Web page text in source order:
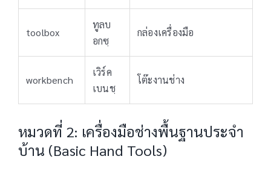
toolbox
ทูลบ
อกซฺ
กล่องเครื่องมือ
workbench
เวิร์ค
เบนชฺ
โต๊ะงานช่าง
หมวดที่ 2: เครื่องมือช่างพื้นฐานประจำ
บ้าน (Basic Hand Tools)